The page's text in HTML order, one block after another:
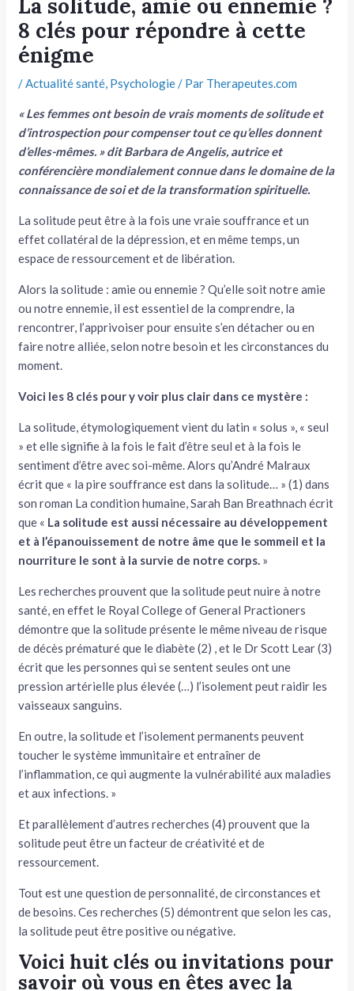
La solitude, amie ou ennemie ?
8 clés pour répondre à cette
énigme
/Actualité santé, Psychologie/ Par Therapeutes.com
« Les femmes ont besoin de vrais moments de solitude et
d’introspection pour compenser tout ce qu’elles donnent
d’elles-mêmes. » dit Barbara de Angelis, autrice et
conférencière mondialement connue dans le domaine de la
connaissance de soi et de la transformation spirituelle.
La solitude peut être à la fois une vraie souffrance et un
effet collatéral de la dépression, et en même temps, un
espace de ressourcement et de libération.
Alors la solitude : amie ou ennemie ? Qu’elle soit notre amie
ou notre ennemie, il est essentiel de la comprendre, la
rencontrer, l’apprivoiser pour ensuite s’en détacher ou en
faire notre alliée, selon notre besoin et les circonstances du
moment.
Voici les 8 clés pour y voir plus clair dans ce mystère :
La solitude, étymologiquement vient du latin « solus », « seul
» et elle signifie à la fois le fait d’être seul et à la fois le
sentiment d’être avec soi-même. Alors qu’André Malraux
écrit que « la pire souffrance est dans la solitude… » (1) dans
son roman La condition humaine, Sarah Ban Breathnach écrit
que « La solitude est aussi nécessaire au développement
et à l’épanouissement de notre âme que le sommeil et la
nourriture le sont à la survie de notre corps. »
Les recherches prouvent que la solitude peut nuire à notre
santé, en effet le Royal College of General Practioners
démontre que la solitude présente le même niveau de risque
de décès prématuré que le diabète (2) , et le Dr Scott Lear (3)
écrit que les personnes qui se sentent seules ont une
pression artérielle plus élevée (…) l’isolement peut raidir les
vaisseaux sanguins.
En outre, la solitude et l’isolement permanents peuvent
toucher le système immunitaire et entraîner de
l’inflammation, ce qui augmente la vulnérabilité aux maladies
et aux infections. »
Et parallèlement d’autres recherches (4) prouvent que la
solitude peut être un facteur de créativité et de
ressourcement.
Tout est une question de personnalité, de circonstances et
de besoins. Ces recherches (5) démontrent que selon les cas,
la solitude peut être positive ou négative.
Voici huit clés ou invitations pour
savoir où vous en êtes avec la